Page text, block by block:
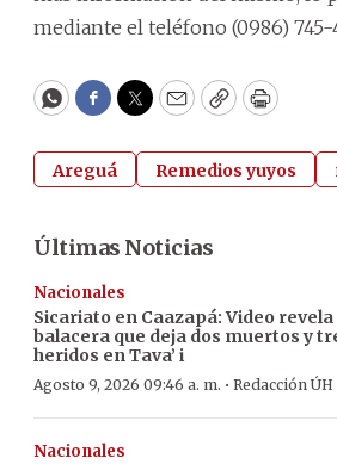
mediante el teléfono (0986) 745-
WhatsApp
Facebook
Twitter
EmailCopyPrint
Areguá Remedios yuyos
Últimas Noticias
Nacionales
Sicariato en Caazapá: Video revela
balacera que deja dos muertos y
heridos en Tava’ i
Agosto 9, 2026 09:46 a. m. · Redacción ÚH
Nacionales